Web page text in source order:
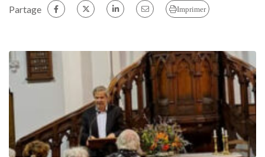
Partage Imprimer